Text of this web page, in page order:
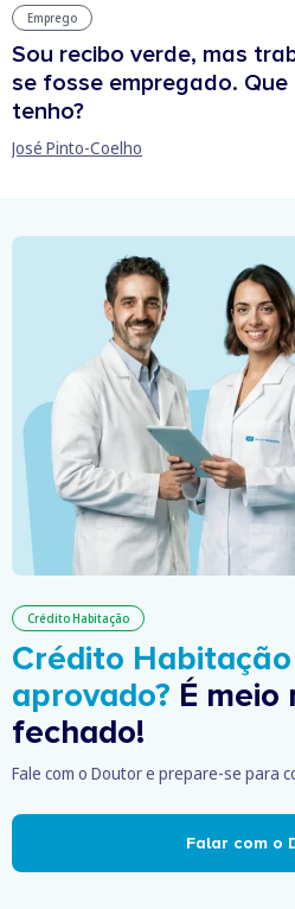
Emprego
Sou recibo verde, mas
se fosse empregado.
tenho?
José Pinto-Coelho
Crédito Habitação
Crédito
aprovado? É meio
fechado!
Fale com o Doutor e prepare-se para
Falar com o